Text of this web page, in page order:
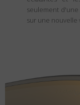
seulement
sur une nouvelle